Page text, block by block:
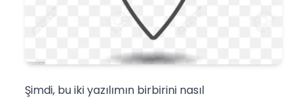
Şimdi, bu iki yazılımın birbirini nasıl